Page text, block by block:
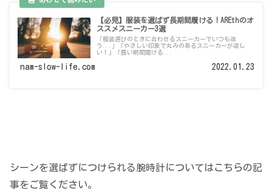
【必見】服装を選ばず長期間履ける！AREthのオ
ススメスニーカー3選
「服装選びのときに合わせるスニーカーでいつも迷
う...」「やさしい印象で丸みのあるスニーカーが欲し
い！」「長い期間履ける...
nam-slow-life.com 2022.01.23
シーンを選ばずにつけられる腕時計についてはこちらの記
事をご覧ください。